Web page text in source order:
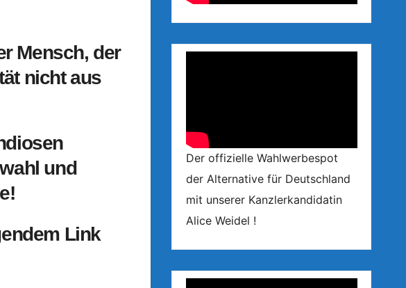
Mensch, der
nicht aus
und
Link
Der offizielle Wahlwerbespot
der Alternative für Deutschland
mit unserer Kanzlerkandidatin
Alice Weidel !